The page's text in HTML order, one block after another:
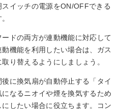
イッチの電源をON/OFFできる
ドの両方が連動機能に対応して
機能を利用したい場合は、ガス
り替えるようにしましょう。
に換気扇が自動停止する「タイ
なるニオイや煙を換気するため
したい場合に役立ちます。コン